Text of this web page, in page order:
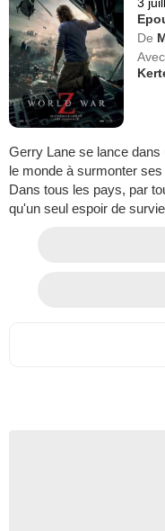
De
Avec
Gerry Lane se lance
le monde à surmonter
Dans tous les pays, par
qu'un seul espoir de